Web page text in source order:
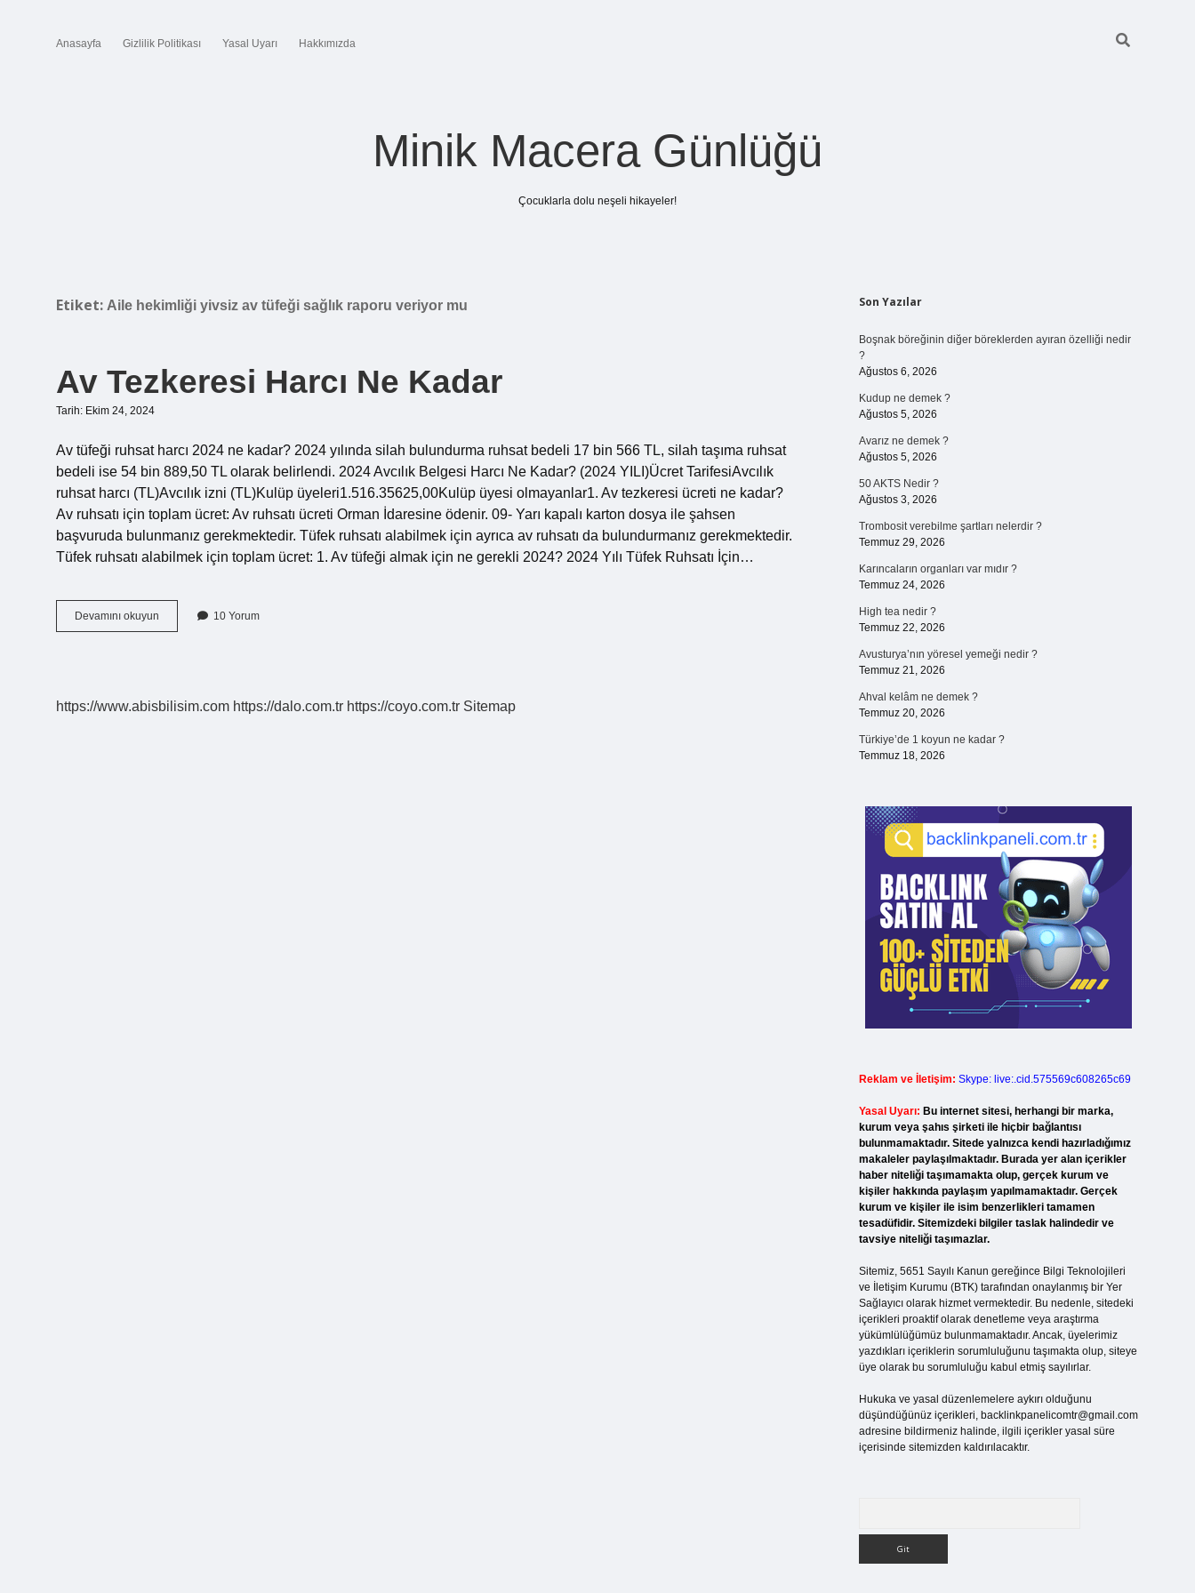
Anasayfa Gizlilik Politikası Yasal Uyarı Hakkımızda
Minik Macera Günlüğü
Çocuklarla dolu neşeli hikayeler!
Etiket: Aile hekimliği yivsiz av tüfeği sağlık raporu veriyor mu
Av Tezkeresi Harcı Ne Kadar
Tarih: Ekim 24, 2024
Av tüfeği ruhsat harcı 2024 ne kadar? 2024 yılında silah bulundurma ruhsat bedeli 17 bin 566 TL, silah taşıma ruhsat
bedeli ise 54 bin 889,50 TL olarak belirlendi. 2024 Avcılık Belgesi Harcı Ne Kadar? (2024 YILI)Ücret TarifesiAvcılık
ruhsat harcı (TL)Avcılık izni (TL)Kulüp üyeleri1.516.35625,00Kulüp üyesi olmayanlar1. Av tezkeresi ücreti ne kadar?
Av ruhsatı için toplam ücret: Av ruhsatı ücreti Orman İdaresine ödenir. 09- Yarı kapalı karton dosya ile şahsen
başvuruda bulunmanız gerekmektedir. Tüfek ruhsatı alabilmek için ayrıca av ruhsatı da bulundurmanız gerekmektedir.
Tüfek ruhsatı alabilmek için toplam ücret: 1. Av tüfeği almak için ne gerekli 2024? 2024 Yılı Tüfek Ruhsatı İçin…
Devamını okuyun
Tezkeresi
10 Yorum
https://www.abisbilisim.com https://dalo.com.tr https://coyo.com.tr Sitemap
Sidebar
Son Yazılar
Boşnak böreğinin diğer böreklerden ayıran özelliği nedir
?
Ağustos 6, 2026
Kudup ne demek ?
Ağustos 5, 2026
Avarız ne demek ?
Ağustos 5, 2026
50 AKTS Nedir ?
Ağustos 3, 2026
Trombosit verebilme şartları nelerdir ?
Temmuz 29, 2026
Karıncaların organları var mıdır ?
Temmuz 24, 2026
High tea nedir ?
Temmuz 22, 2026
Avusturya’nın yöresel yemeği nedir ?
Temmuz 21, 2026
Ahval kelâm ne demek ?
Temmuz 20, 2026
Türkiye’de 1 koyun ne kadar ?
Temmuz 18, 2026
Reklam ve İletişim: Skype: live:.cid.575569c608265c69
Yasal Uyarı: Bu internet sitesi, herhangi bir marka,
kurum veya şahıs şirketi ile hiçbir bağlantısı
bulunmamaktadır. Sitede yalnızca kendi hazırladığımız
makaleler paylaşılmaktadır. Burada yer alan içerikler
haber niteliği taşımamakta olup, gerçek kurum ve
kişiler hakkında paylaşım yapılmamaktadır. Gerçek
kurum ve kişiler ile isim benzerlikleri tamamen
tesadüfidir. Sitemizdeki bilgiler taslak halindedir ve
tavsiye niteliği taşımazlar.
Sitemiz, 5651 Sayılı Kanun gereğince Bilgi Teknolojileri
ve İletişim Kurumu (BTK) tarafından onaylanmış bir Yer
Sağlayıcı olarak hizmet vermektedir. Bu nedenle, sitedeki
içerikleri proaktif olarak denetleme veya araştırma
yükümlülüğümüz bulunmamaktadır. Ancak, üyelerimiz
yazdıkları içeriklerin sorumluluğunu taşımakta olup, siteye
üye olarak bu sorumluluğu kabul etmiş sayılırlar.
Hukuka ve yasal düzenlemelere aykırı olduğunu
düşündüğünüz içerikleri, backlinkpanelicomtr@gmail.com
adresine bildirmeniz halinde, ilgili içerikler yasal süre
içerisinde sitemizden kaldırılacaktır.